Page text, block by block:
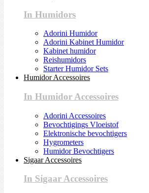
In Humidors
Adorini Humidor
Adorini Kabinet Humidor
Kabinet humidor
Reishumidors
Starter Humidor Sets
Humidor Accessoires
In Humidor Accessoires
Adorini Accessoires
Bevochtigings Vloeistof
Elektronische bevochtigers
Hygrometers
Humidor Bevochtigers
Sigaar Accessoires
In Sigaar Accessoires